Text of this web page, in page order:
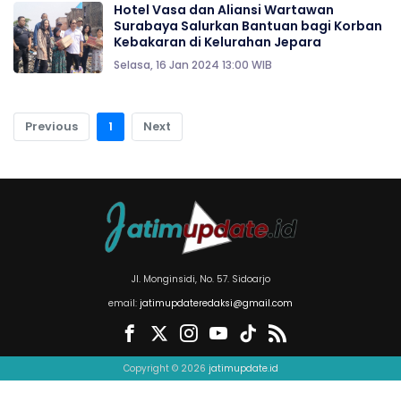
Hotel Vasa dan Aliansi Wartawan
Surabaya Salurkan Bantuan bagi Korban
Kebakaran di Kelurahan Jepara
Selasa, 16 Jan 2024 13:00 WIB
Previous 1 Next
Jl. Monginsidi, No. 57. Sidoarjo
email: jatimupdateredaksi@gmail.com
Copyright © 2026 jatimupdate.id